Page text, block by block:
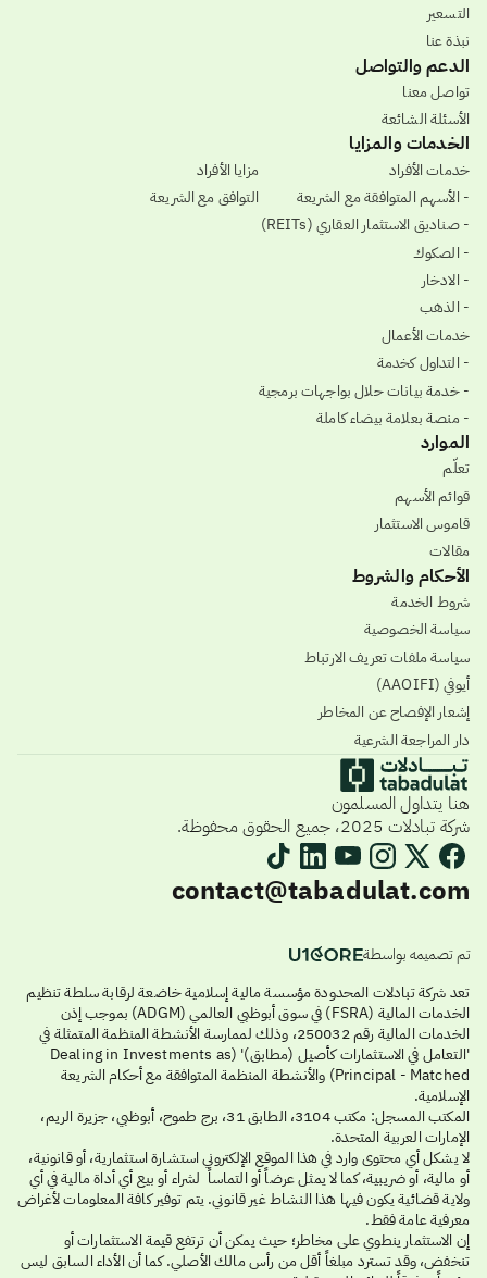
التسعير
نبذة عنا
الدعم والتواصل
تواصل معنا
الأسئلة الشائعة
الخدمات والمزايا
خدمات الأفراد
- الأسهم المتوافقة مع الشريعة
- صناديق الاستثمار العقاري (REITs)
- الصكوك
- الادخار
- الذهب
خدمات الأعمال
- التداول كخدمة
- خدمة بيانات حلال بواجهات برمجية
- منصة بعلامة بيضاء كاملة
مزايا الأفراد
التوافق مع الشريعة
الموارد
تعلّم
قوائم الأسهم
قاموس الاستثمار
مقالات
الأحكام والشروط
شروط الخدمة
سياسة الخصوصية
سياسة ملفات تعريف الارتباط
أيوفي (AAOIFI)
إشعار الإفصاح عن المخاطر
دار المراجعة الشرعية
هنا يتداول المسلمون
شركة تبادلات 2025، جميع الحقوق محفوظة.
contact@tabadulat.com
تم تصميمه بواسطة
تعد شركة تبادلات المحدودة مؤسسة مالية إسلامية خاضعة لرقابة سلطة تنظيم
الخدمات المالية (FSRA) في سوق أبوظبي العالمي (ADGM) بموجب إذن
الخدمات المالية رقم 250032، وذلك لممارسة الأنشطة المنظمة المتمثلة في
'التعامل في الاستثمارات كأصيل (مطابق)' (Dealing in Investments as
Principal - Matched) والأنشطة المنظمة المتوافقة مع أحكام الشريعة
الإسلامية.
المكتب المسجل: مكتب 3104، الطابق 31، برج طموح، أبوظبي، جزيرة الريم،
الإمارات العربية المتحدة.
لا يشكل أي محتوى وارد في هذا الموقع الإلكتروني استشارة استثمارية، أو قانونية،
أو مالية، أو ضريبية، كما لا يمثل عرضاً أو التماساً لشراء أو بيع أي أداة مالية في أي
ولاية قضائية يكون فيها هذا النشاط غير قانوني. يتم توفير كافة المعلومات لأغراض
معرفية عامة فقط.
إن الاستثمار ينطوي على مخاطر؛ حيث يمكن أن ترتفع قيمة الاستثمارات أو
تنخفض، وقد تسترد مبلغاً أقل من رأس مالك الأصلي. كما أن الأداء السابق ليس